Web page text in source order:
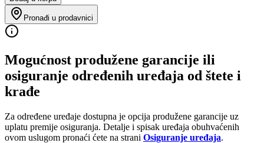
Pronađi u prodavnici
Mogućnost produžene garancije ili
osiguranje određenih uređaja od štete i
krađe
Za određene uređaje dostupna je opcija produžene garancije uz
uplatu premije osiguranja. Detalje i spisak uređaja obuhvaćenih
ovom uslugom pronaći ćete na strani Osiguranje uređaja.